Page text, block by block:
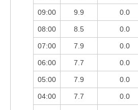
09:00 9.9 0.0
08:00 8.5 0.0
07:00 7.9 0.0
06:00 7.7 0.0
05:00 7.9 0.0
04:00 7.7 0.0